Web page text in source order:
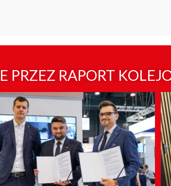
PRZEZ RAPORT